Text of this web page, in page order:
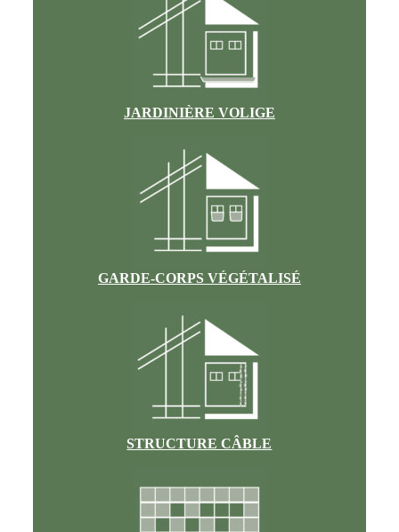
JARDINIÈRE VOLIGE
GARDE-CORPS VÉGÉTALISÉ
STRUCTURE CÂBLE